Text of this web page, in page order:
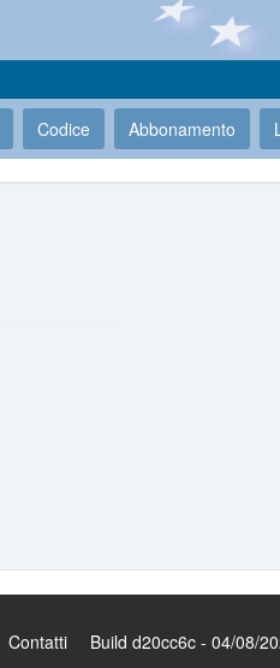
Codice Abbonamento
Contatti Build d20cc6c - 04/08/